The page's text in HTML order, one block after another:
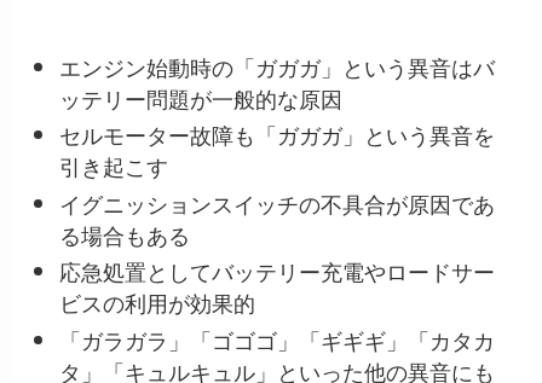
エンジン始動時の「ガガガ」という異音はバ
ッテリー問題が一般的な原因
セルモーター故障も「ガガガ」という異音を
引き起こす
イグニッションスイッチの不具合が原因であ
る場合もある
応急処置としてバッテリー充電やロードサー
ビスの利用が効果的
「ガラガラ」「ゴゴゴ」「ギギギ」「カタカ
タ」「キュルキュル」といった他の異音にも